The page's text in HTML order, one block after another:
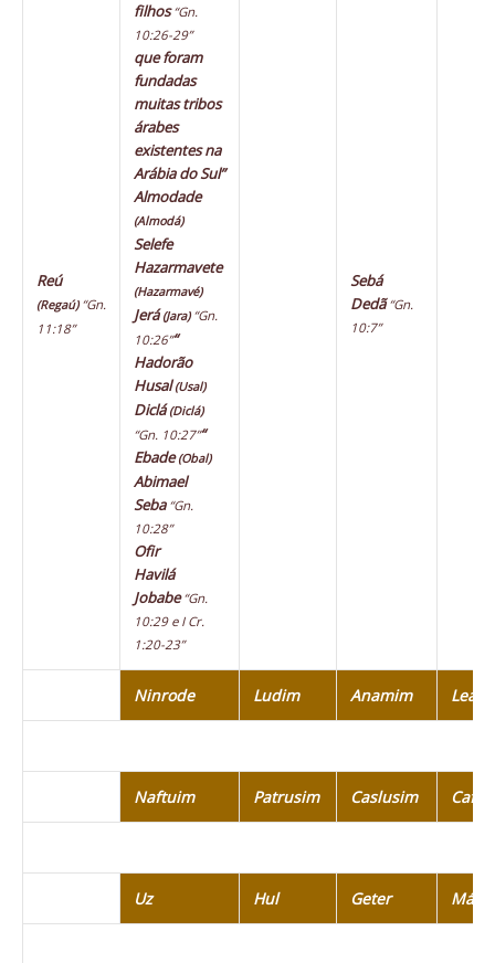
Reú
(Regaú) “Gn.
11:18”
filhos“Gn.
10:26-29”
que foram
fundadas
muitas tribos
árabes
existentes na
Arábia do Sul”
Almodade
(Almodá)
Selefe
Hazarmavete
(Hazarmavé)
Jerá(Jara) “Gn.
10:26”“
Hadorão
Husal(Usal)
Diclá(Diclá)
“Gn. 10:27”“
Ebade(Obal)
Abimael
Seba “Gn.
10:28”
Ofir
Havilá
Jobabe“Gn.
10:29 e I Cr.
1:20-23”
Sebá
Dedã“Gn.
10:7”
Ninrode Ludim Anamim
Naftuim Patrusim Caslusim
Uz Hul Geter Más